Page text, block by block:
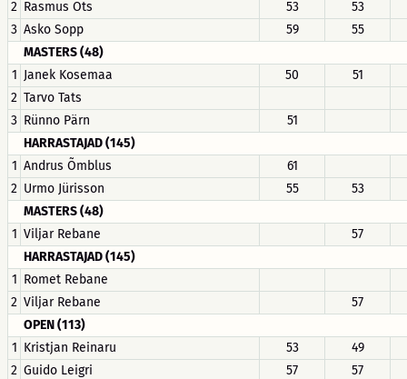
2 Rasmus Ots 53
53
3 Asko Sopp 59
55
MASTERS (48)
1 Janek Kosemaa 50
51
2 Tarvo Tats
3 Rünno Pärn
51
HARRASTAJAD (145)
1 Andrus Õmblus
61
2 Urmo Jürisson 55
53
MASTERS (48)
1 Viljar Rebane
57
HARRASTAJAD (145)
1 Romet Rebane
2 Viljar Rebane
57
OPEN (113)
1 Kristjan Reinaru 53
49
2 Guido Leigri 57
57